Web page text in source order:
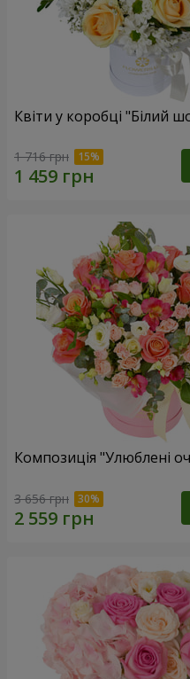
Квіти у коробці "Білий
1 716 грн
Композиція "Улюблені
3 656 грн